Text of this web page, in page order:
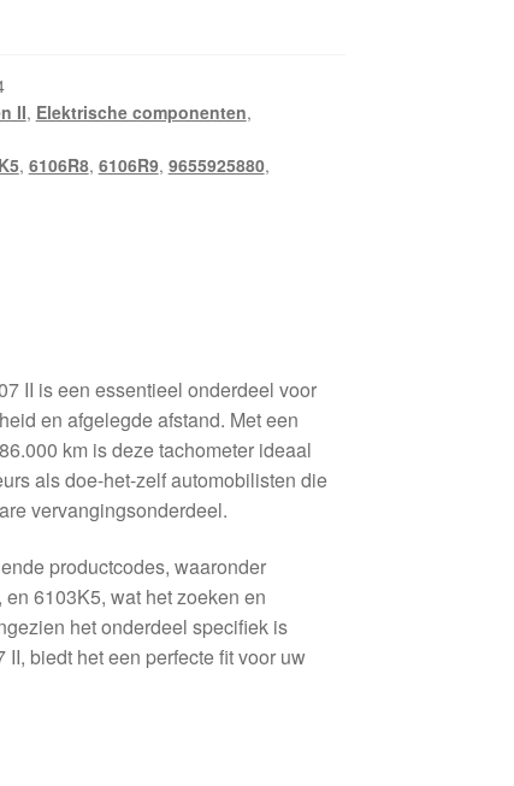
II, Elektrische componenten,
, 6106R8, 6106R9, 9655925880,
II is een essentieel onderdeel voor
en afgelegde afstand. Met een
km is deze tachometer ideaal
als doe-het-zelf automobilisten die
vervangingsonderdeel.
productcodes, waaronder
6103K5, wat het zoeken en
het onderdeel specifiek is
biedt het een perfecte fit voor uw